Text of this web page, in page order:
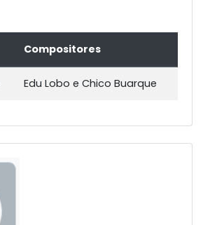
Compositores
Edu Lobo e Chico Buarque